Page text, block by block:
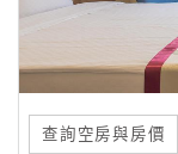
紅查詢空房與房價